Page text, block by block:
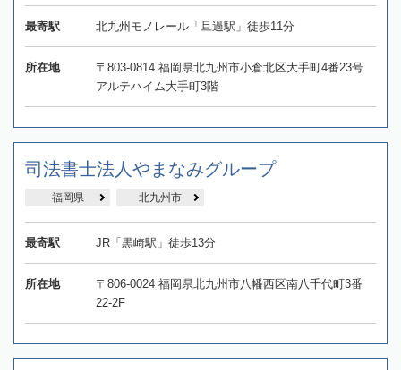
最寄駅 北九州モノレール「旦過駅」徒歩11分
所在地
〒803-0814 福岡県北九州市小倉北区大手町4番23号
アルテハイム大手町3階
司法書士法人やまなみグループ
福岡県 北九州市
最寄駅 JR「黒崎駅」徒歩13分
所在地
〒806-0024 福岡県北九州市八幡西区南八千代町3番
22-2F